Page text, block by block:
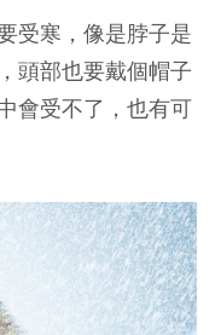
受寒，像是脖子是
頭部也要戴個帽子
會受不了，也有可